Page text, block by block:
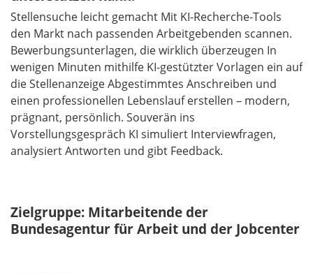
Stellensuche leicht gemacht Mit KI-Recherche-Tools
den Markt nach passenden Arbeitgebenden scannen.
Bewerbungsunterlagen, die wirklich überzeugen In
wenigen Minuten mithilfe KI-gestützter Vorlagen ein auf
die Stellenanzeige Abgestimmtes Anschreiben und
einen professionellen Lebenslauf erstellen – modern,
prägnant, persönlich. Souverän ins
Vorstellungsgespräch KI simuliert Interviewfragen,
analysiert Antworten und gibt Feedback.
Zielgruppe: Mitarbeitende der
Bundesagentur für Arbeit und der Jobcenter